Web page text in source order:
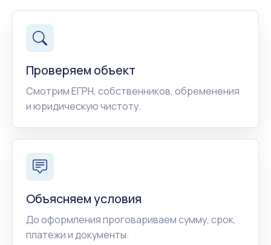
Проверяем объект
Смотрим ЕГРН, собственников, обременения
и юридическую чистоту.
Объясняем условия
До оформления проговариваем сумму, срок,
платежи и документы.